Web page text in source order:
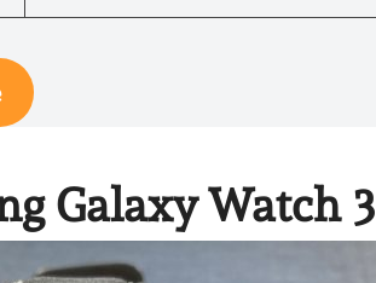
Galaxy Watch 3